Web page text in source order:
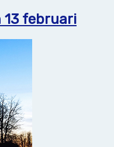
13 februari